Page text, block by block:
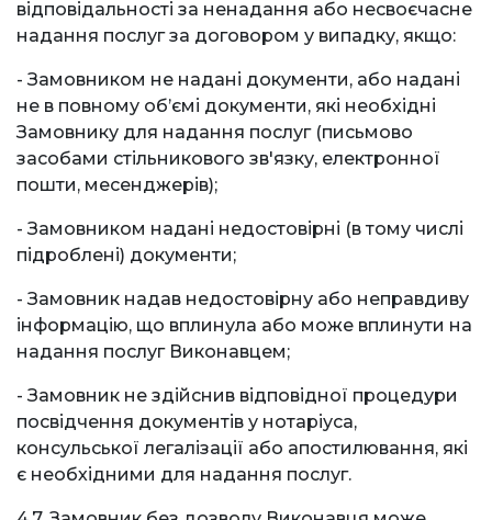
відповідальності за ненадання або несвоєчасне
надання послуг за договором у випадку, якщо:
- Замовником не надані документи, або надані
не в повному об’ємі документи, які необхідні
Замовнику для надання послуг (письмово
засобами стільникового зв'язку, електронної
пошти, месенджерів);
- Замовником надані недостовірні (в тому числі
підроблені) документи;
- Замовник надав недостовірну або неправдиву
інформацію, що вплинула або може вплинути на
надання послуг Виконавцем;
- Замовник не здійснив відповідної процедури
посвідчення документів у нотаріуса,
консульської легалізації або апостилювання, які
є необхідними для надання послуг.